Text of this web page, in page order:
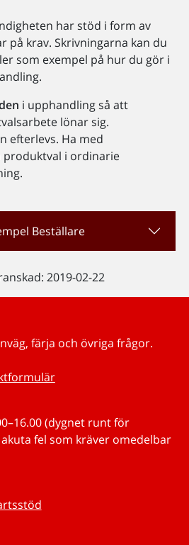
har stöd i form av
på krav. Skrivningarna kan du
som exempel på hur du gör i
i upphandling så att
lönar sig.
efterlevs. Ha med
i ordinarie
Beställare
2019-02-22
färja och övriga frågor.
(dygnet runt för
fel som kräver omedelbar